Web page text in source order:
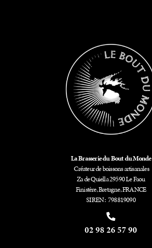
La Brasserie du Bout du Monde
Créateur de boissons artisanales
Za de Quiella 29590 Le Faou
Finistère, Bretagne, FRANCE
SIREN : 798819090
02 98 26 57 90